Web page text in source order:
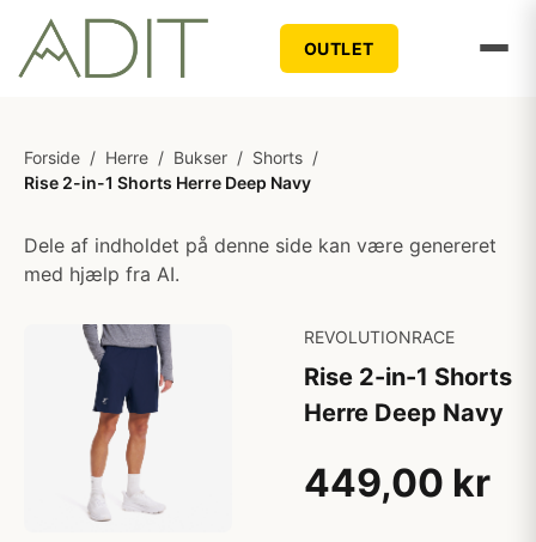
OUTLET
Forside / Herre / Bukser / Shorts /
Rise 2-in-1 Shorts Herre Deep Navy
Dele af indholdet på denne side kan være genereret
med hjælp fra AI.
REVOLUTIONRACE
Rise 2-in-1 Shorts
Herre Deep Navy
449,00 kr